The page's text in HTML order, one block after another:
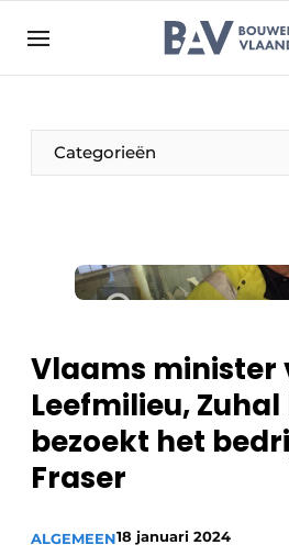
Bedrijven
Bouwen aan Vlaanderen |
Evenement aanmelden
Meest gelezen
Nieuwsbrief
Podcasts
Privacy / Cookie statement
Categorieën
Akoestiek
Vlaams minister
Leefmilieu,
bezoekt het
Fraser
ALGEMEEN18 januari 2024